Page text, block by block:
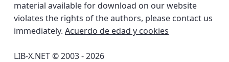
material available for download on our website
violates the rights of the authors, please contact us
immediately. Acuerdo de edad y cookies
LIB-X.NET © 2003 - 2026